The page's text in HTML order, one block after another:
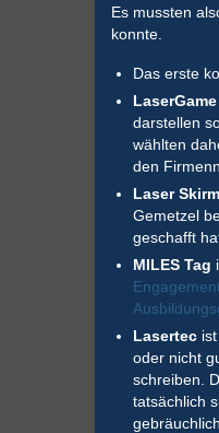
Es mussten
konnte.
Das erste
LaserGame
darstellen
wählten
den
Laser
Gemetzel
geschafft
MILES Tag
Lasertec
oder nicht
schreiben.
tatsächlich
gebräuchlich.